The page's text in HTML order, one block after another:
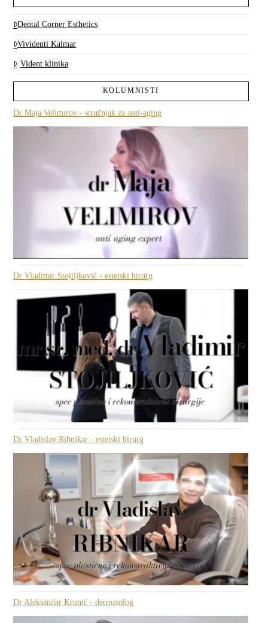
Dental Corner Esthetics
Vividenti Kalmar
Vident klinika
KOLUMNISTI
Dr Maja Velimirov - stručnjak za anti-aging
Dr Vladimir Stojiljković - estetski hirurg
Dr Vladislav Ribnikar - estetski hirurg
Dr Aleksandar Krunić - dermatolog